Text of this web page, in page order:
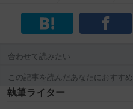
合わせて読みたい
この記事を読んだあなたにおすすめ
執筆ライター